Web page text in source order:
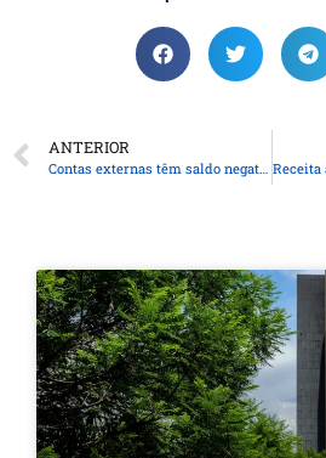
ANTERIOR
Contas externas têm saldo negativo de US$ 1,6 bilhão em novembro